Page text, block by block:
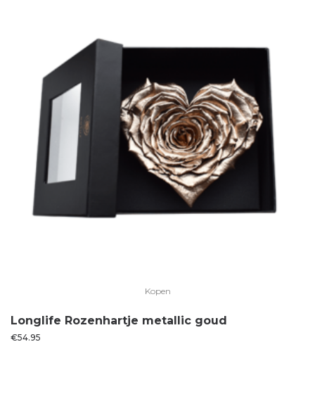
Kopen
Longlife Rozenhartje metallic goud
€54.95